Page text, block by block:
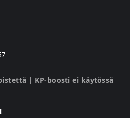
| KP-boosti ei käytössä